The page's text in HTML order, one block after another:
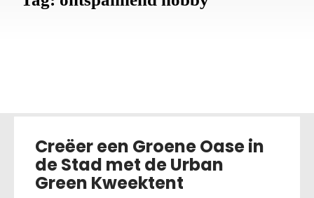
Creëer een Groene Oase in
de Stad met de Urban
Green Kweektent